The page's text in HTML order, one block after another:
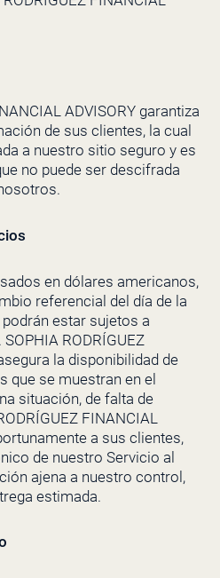
ADVISORY garantiza
de sus clientes, la cual
a nuestro sitio seguro y es
no puede ser descifrada
en dólares americanos,
referencial del día de la
estar sujetos a
RODRÍGUEZ
la disponibilidad de
que se muestran en el
situación, de falta de
FINANCIAL
a sus clientes,
de nuestro Servicio al
ajena a nuestro control,
estimada.